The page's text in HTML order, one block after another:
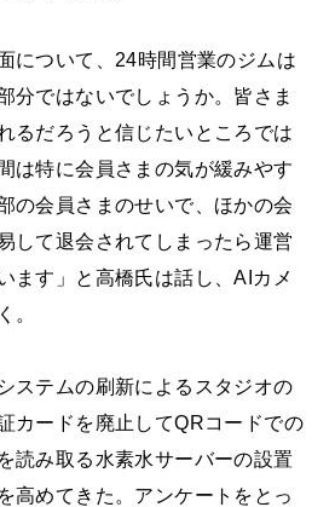
について、24時間営業のジムは
分ではないでしょうか。皆さま
るだろうと信じたいところでは
は特に会員さまの気が緩みやす
の会員さまのせいで、ほかの会
して退会されてしまったら運営
ます」と高橋氏は話し、AIカメ
。
ステムの刷新によるスタジオの
カードを廃止してQRコードでの
読み取る水素水サーバーの設置
高めてきた。アンケートをとっ